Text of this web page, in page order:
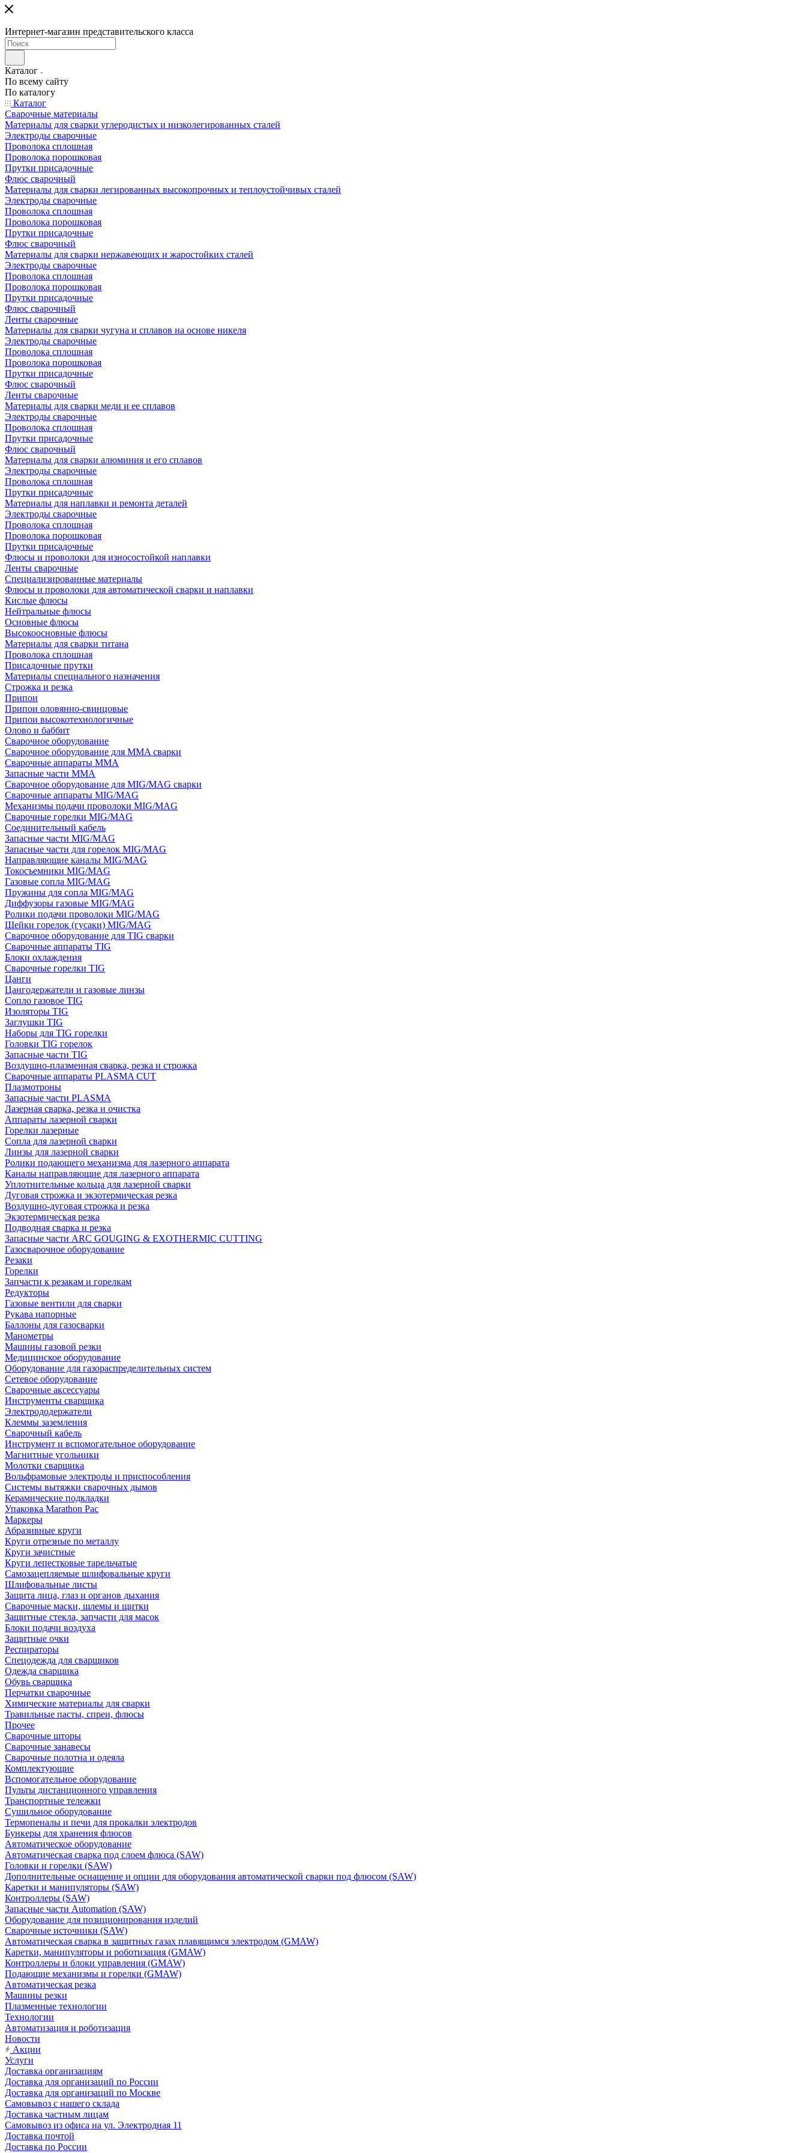
Интернет-магазин представительского класса
Каталог
По всему сайту
По каталогу
Каталог
Сварочные материалы
Материалы для сварки углеродистых и низколегированных сталей
Электроды сварочные
Проволока сплошная
Проволока порошковая
Прутки присадочные
Флюс сварочный
Материалы для сварки легированных высокопрочных и теплоустойчивых сталей
Электроды сварочные
Проволока сплошная
Проволока порошковая
Прутки присадочные
Флюс сварочный
Материалы для сварки нержавеющих и жаростойких сталей
Электроды сварочные
Проволока сплошная
Проволока порошковая
Прутки присадочные
Флюс сварочный
Ленты сварочные
Материалы для сварки чугуна и сплавов на основе никеля
Электроды сварочные
Проволока сплошная
Проволока порошковая
Прутки присадочные
Флюс сварочный
Ленты сварочные
Материалы для сварки меди и ее сплавов
Электроды сварочные
Проволока сплошная
Прутки присадочные
Флюс сварочный
Материалы для сварки алюминия и его сплавов
Электроды сварочные
Проволока сплошная
Прутки присадочные
Материалы для наплавки и ремонта деталей
Электроды сварочные
Проволока сплошная
Проволока порошковая
Прутки присадочные
Флюсы и проволоки для износостойкой наплавки
Ленты сварочные
Специализированные материалы
Флюсы и проволоки для автоматической сварки и наплавки
Кислые флюсы
Нейтральные флюсы
Основные флюсы
Высокоосновные флюсы
Материалы для сварки титана
Проволока сплошная
Присадочные прутки
Материалы специального назначения
Строжка и резка
Припои
Припои оловянно-свинцовые
Припои высокотехнологичные
Олово и баббит
Сварочное оборудование
Сварочное оборудование для MMA сварки
Сварочные аппараты MMA
Запасные части MMA
Сварочное оборудование для MIG/MAG сварки
Сварочные аппараты MIG/MAG
Механизмы подачи проволоки MIG/MAG
Сварочные горелки MIG/MAG
Соединительный кабель
Запасные части MIG/MAG
Запасные части для горелок MIG/MAG
Направляющие каналы MIG/MAG
Токосъемники MIG/MAG
Газовые сопла MIG/MAG
Пружины для сопла MIG/MAG
Диффузоры газовые MIG/MAG
Ролики подачи проволоки MIG/MAG
Шейки горелок (гусаки) MIG/MAG
Сварочное оборудование для TIG сварки
Сварочные аппараты TIG
Блоки охлаждения
Сварочные горелки TIG
Цанги
Цангодержатели и газовые линзы
Сопло газовое TIG
Изоляторы TIG
Заглушки TIG
Наборы для TIG горелки
Головки TIG горелок
Запасные части TIG
Воздушно-плазменная сварка, резка и строжка
Сварочные аппараты PLASMA CUT
Плазмотроны
Запасные части PLASMA
Лазерная сварка, резка и очистка
Аппараты лазерной сварки
Горелки лазерные
Сопла для лазерной сварки
Линзы для лазерной сварки
Ролики подающего механизма для лазерного аппарата
Каналы направляющие для лазерного аппарата
Уплотнительные кольца для лазерной сварки
Дуговая строжка и экзотермическая резка
Воздушно-дуговая строжка и резка
Экзотермическая резка
Подводная сварка и резка
Запасные части ARC GOUGING & EXOTHERMIC CUTTING
Газосварочное оборудование
Резаки
Горелки
Запчасти к резакам и горелкам
Редукторы
Газовые вентили для сварки
Рукава напорные
Баллоны для газосварки
Манометры
Машины газовой резки
Медицинское оборудование
Оборудование для газораспределительных систем
Сетевое оборудование
Сварочные аксессуары
Инструменты сварщика
Электрододержатели
Клеммы заземления
Сварочный кабель
Инструмент и вспомогательное оборудование
Магнитные угольники
Молотки сварщика
Вольфрамовые электроды и приспособления
Системы вытяжки сварочных дымов
Керамические подкладки
Упаковка Marathon Pac
Маркеры
Абразивные круги
Круги отрезные по металлу
Круги зачистные
Круги лепестковые тарельчатые
Самозацепляемые шлифовальные круги
Шлифовальные листы
Защита лица, глаз и органов дыхания
Сварочные маски, шлемы и щитки
Защитные стекла, запчасти для масок
Блоки подачи воздуха
Защитные очки
Респираторы
Спецодежда для сварщиков
Одежда сварщика
Обувь сварщика
Перчатки сварочные
Химические материалы для сварки
Травильные пасты, спреи, флюсы
Прочее
Сварочные шторы
Сварочные занавесы
Сварочные полотна и одеяла
Комплектующие
Вспомогательное оборудование
Пульты дистанционного управления
Транспортные тележки
Сушильное оборудование
Термопеналы и печи для прокалки электродов
Бункеры для хранения флюсов
Автоматическое оборудование
Автоматическая сварка под слоем флюса (SAW)
Головки и горелки (SAW)
Дополнительные оснащение и опции для оборудования автоматической сварки под флюсом (SAW)
Каретки и манипуляторы (SAW)
Контроллеры (SAW)
Запасные части Automation (SAW)
Оборудование для позиционирования изделий
Сварочные источники (SAW)
Автоматическая сварка в защитных газах плавящимся электродом (GMAW)
Каретки, манипуляторы и роботизация (GMAW)
Контроллеры и блоки управления (GMAW)
Подающие механизмы и горелки (GMAW)
Автоматическая резка
Машины резки
Плазменные технологии
Технологии
Автоматизация и роботизация
Новости
Акции
Услуги
Доставка организациям
Доставка для организаций по России
Доставка для организаций по Москве
Самовывоз с нашего склада
Доставка частным лицам
Самовывоз из офиса на ул. Электродная 11
Доставка почтой
Доставка по России